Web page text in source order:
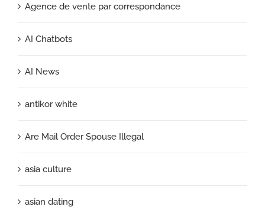
Agence de vente par correspondance
AI Chatbots
AI News
antikor white
Are Mail Order Spouse Illegal
asia culture
asian dating